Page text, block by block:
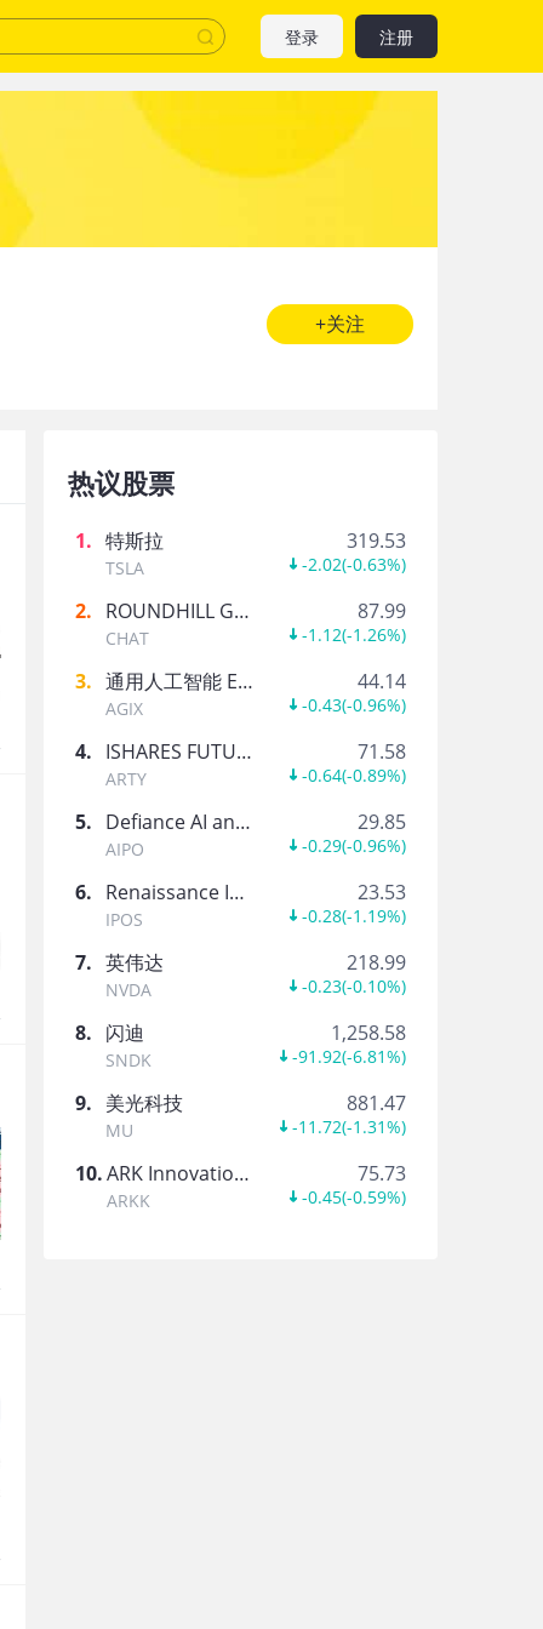
登录 注册
+关注
捷克Jack
专业的港美股一体化交易平台
热议股票
1. 特斯拉
TSLA
319.53
-2.02(-0.63%)
2. ROUNDHILL GENERATIVE AI & TECHNOLOGY ETF
CHAT
87.99
-1.12(-1.26%)
3. 通用人工智能 ETF-AGIX
AGIX
44.14
-0.43(-0.96%)
4. ISHARES FUTURE AI & TECH ETF
ARTY
71.58
-0.64(-0.89%)
5. Defiance AI and Power Infrastructure ETF
AIPO
29.85
-0.29(-0.96%)
6. Renaissance International IPO ETF
IPOS
23.53
-0.28(-1.19%)
7. 英伟达
NVDA
218.99
-0.23(-0.10%)
8. 闪迪
SNDK
1,258.58
-91.92(-6.81%)
9. 美光科技
MU
881.47
-11.72(-1.31%)
10. ARK Innovation ETF
ARKK
75.73
-0.45(-0.59%)